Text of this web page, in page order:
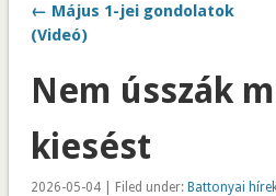
← Május 1-jei gondolatok
(Videó)
Nem ússzák
kiesést
2026-05-04 | Filed under: Battonyai